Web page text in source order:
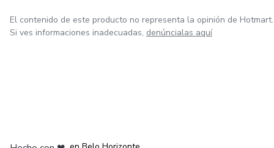
El contenido de este producto no representa la opinión de Hotmart.
Si ves informaciones inadecuadas, denúncialas aquí